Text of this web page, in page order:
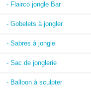
- Flairco jongle Bar
- Gobelets à jongler
- Sabres à jongle
- Sac de jonglerie
- Balloon à sculpter